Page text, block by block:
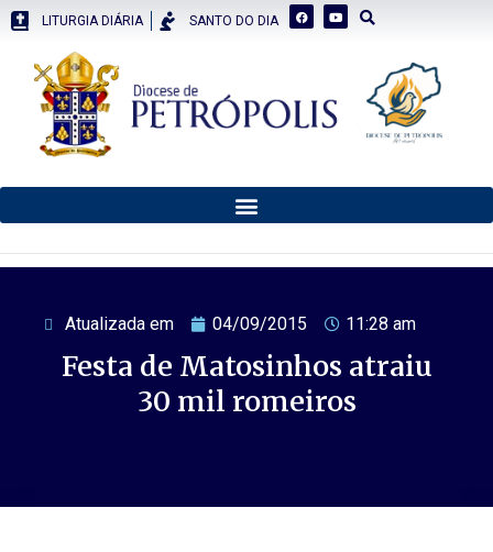
LITURGIA DIÁRIA SANTO DO DIA
Atualizada em 04/09/2015 11:28 am
Festa de Matosinhos atraiu
30 mil romeiros